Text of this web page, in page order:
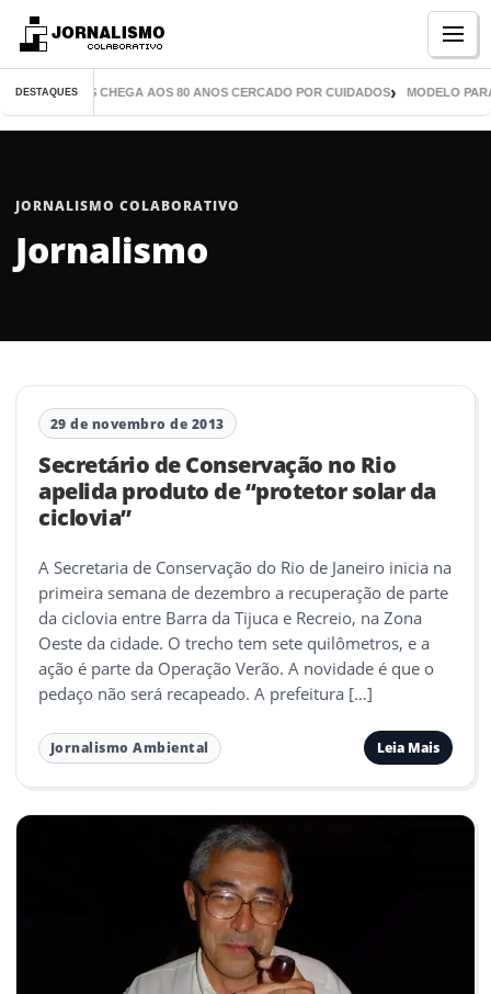
DESTAQUES
MIL LIVROS CHEGA AOS 80 ANOS CERCADO POR CUIDADOS MODELO
JORNALISMO COLABORATIVO
Jornalismo
29 de novembro de 2013
Secretário de Conservação no Rio
apelida produto de “protetor solar da
ciclovia”
A Secretaria de Conservação do Rio de Janeiro inicia na
primeira semana de dezembro a recuperação de parte
da ciclovia entre Barra da Tijuca e Recreio, na Zona
Oeste da cidade. O trecho tem sete quilômetros, e a
ação é parte da Operação Verão. A novidade é que o
pedaço não será recapeado. A prefeitura […]
Jornalismo Ambiental Leia Mais